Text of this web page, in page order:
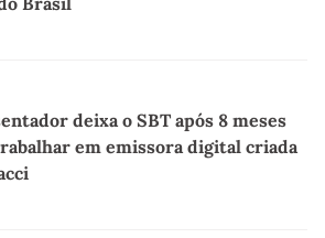
deixa o SBT após 8 meses
em emissora digital criada